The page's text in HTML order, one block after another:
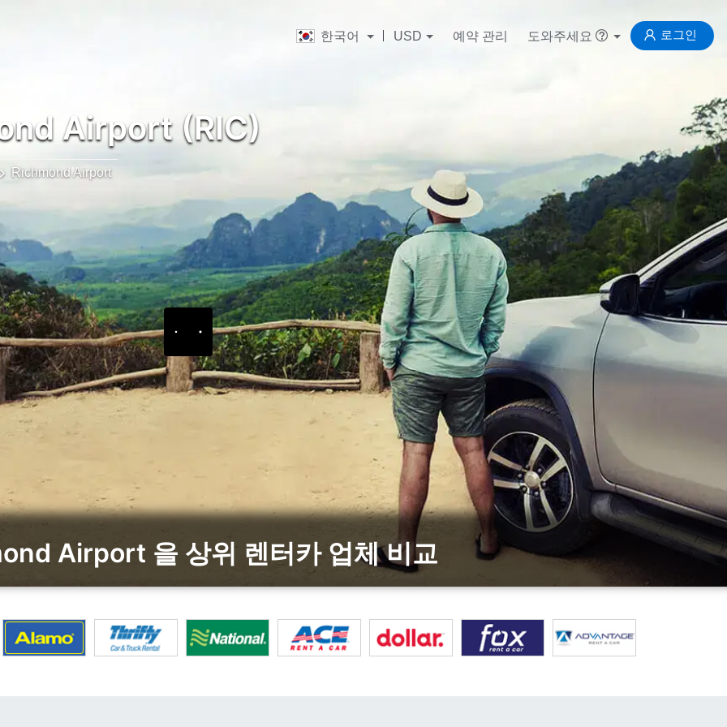
한국어 USD 예약 관리 도와주세요 로그인
Airport (RIC)
Richmond Airport
Airport 을 상위 렌터카 업체 비교